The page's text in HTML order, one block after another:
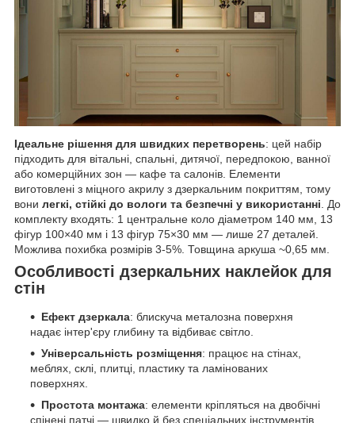
Ідеальне рішення для швидких перетворень: цей набір
підходить для вітальні, спальні, дитячої, передпокою, ванної
або комерційних зон — кафе та салонів. Елементи
виготовлені з міцного акрилу з дзеркальним покриттям, тому
вони легкі, стійкі до вологи та безпечні у використанні. До
комплекту входять: 1 центральне коло діаметром 140 мм, 13
фігур 100×40 мм і 13 фігур 75×30 мм — лише 27 деталей.
Можлива похибка розмірів 3-5%. Товщина аркуша ~0,65 мм.
Особливості дзеркальних наклейок для
стін
Ефект дзеркала: блискуча металозна поверхня
надає інтер'єру глибину та відбиває світло.
Універсальність розміщення: працює на стінах,
меблях, склі, плитці, пластику та ламінованих
поверхнях.
Простота монтажа: елементи кріпляться на двобічні
спінені патчі — швидко й без спеціальних інструментів.